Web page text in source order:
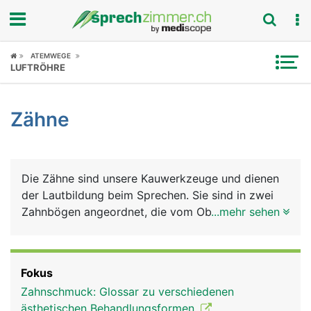
Fokus
Symptome
News
Rubriken
ATEMWEGE
LUFTRÖHRE
Zähne
Die Zähne sind unsere Kauwerkzeuge und dienen
der Lautbildung beim Sprechen. Sie sind in zwei
Zahnbögen angeordnet, die vom Oberkiefer- und
mittleren Kindesalter vom bleibenden Gebiss
ersetzt wird, das aus 32 Zähnen besteht: auf jeder
...mehr sehen
Fokus
Zahnschmuck: Glossar zu verschiedenen
ästhetischen Behandlungsformen